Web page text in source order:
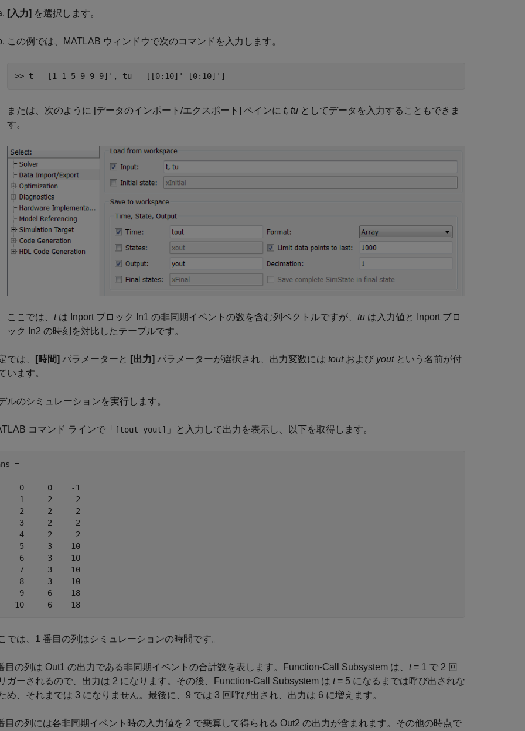
[入力] を選択します。
この例では、MATLAB ウィンドウで次のコマンドを入力します。
>> t = [1 1 5 9 9 9]', tu = [[0:10]' [0:10]']
または、次のように [データのインポート/エクスポート] ペインに t, tu としてデータを入力することもできま
す。
ここでは、 tは Inport ブロック In1 の非同期イベントの数を含む列ベクトルですが、 tu は入力値と Inport ブロ
ック In2 の時刻を対比したテーブルです。
では、 [時間] パラメーターと [出力] パラメーターが選択され、出力変数には toutおよび youtという名前が付
います。
ルのシミュレーションを実行します。
コマンド ラインで「 [tout yout] 」と入力して出力を表示し、以下を取得します。
=
0     0    -1
1     2     2
2     2     2
3     2     2
4     2     2
5     3    10
6     3    10
7     3    10
8     3    10
9     6    18
10     6    18
では、1 番目の列はシミュレーションの時間です。
目の列は Out1 の出力である非同期イベントの合計数を表します。Function-Call Subsystem は、 t= 1 で 2 回
ガーされるので、出力は 2 になります。その後、Function-Call Subsystem は t= 5 になるまでは呼び出されな
め、それまでは 3 になりません。最後に、9 では 3 回呼び出され、出力は 6 に増えます。
目の列には各非同期イベント時の入力値を 2 で乗算して得られる Out2 の出力が含まれます。その他の時点で